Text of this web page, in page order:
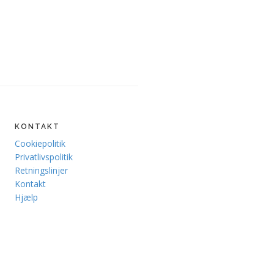
KONTAKT
Cookiepolitik
Privatlivspolitik
Retningslinjer
Kontakt
Hjælp